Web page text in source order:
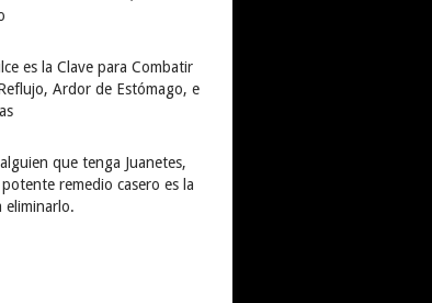
es la Clave para Combatir
Ardor de Estómago, e
que tenga Juanetes,
remedio casero es la
eliminarlo.